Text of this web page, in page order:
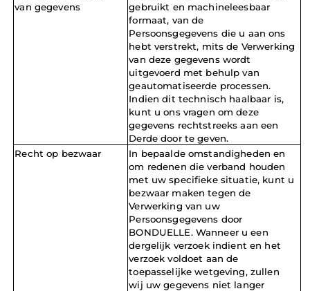
van gegevens
gebruikt en machineleesbaar
formaat, van de
Persoonsgegevens die u aan ons
hebt verstrekt, mits de Verwerking
van deze gegevens wordt
uitgevoerd met behulp van
geautomatiseerde processen.
Indien dit technisch haalbaar is,
kunt u ons vragen om deze
gegevens rechtstreeks aan een
Derde door te geven.
Recht op bezwaar
In bepaalde omstandigheden en
om redenen die verband houden
met uw specifieke situatie, kunt u
bezwaar maken tegen de
Verwerking van uw
Persoonsgegevens door
BONDUELLE. Wanneer u een
dergelijk verzoek indient en het
verzoek voldoet aan de
toepasselijke wetgeving, zullen
wij uw gegevens niet langer